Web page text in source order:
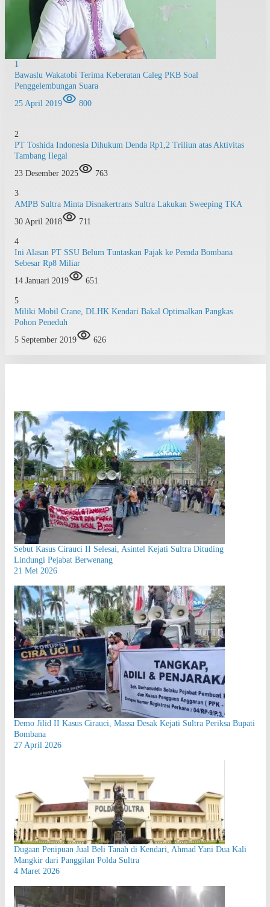
1
Bawaslu Wakatobi Terima Keberatan Caleg PKB Soal
Penggelembungan Suara
25 April 2019
800
2
PT Toshida Indonesia Dihukum Denda Rp1,2 Triliun atas Aktivitas
Tambang Ilegal
23 Desember 2025
763
3
AMPB Sultra Minta Disnakertrans Sultra Lakukan Sweeping TKA
30 April 2018
711
4
Ini Alasan PT SSU Belum Tuntaskan Pajak ke Pemda Bombana
Sebesar Rp8 Miliar
14 Januari 2019
651
5
Miliki Mobil Crane, DLHK Kendari Bakal Optimalkan Pangkas
Pohon Peneduh
5 September 2019
626
Sebut Kasus Cirauci II Selesai, Asintel Kejati Sultra Dituding
Lindungi Pejabat Berwenang
21 Mei 2026
Demo Jilid II Kasus Cirauci, Massa Desak Kejati Sultra Periksa Bupati
Bombana
27 April 2026
Dugaan Penipuan Jual Beli Tanah di Kendari, Ahmad Yani Dua Kali
Mangkir dari Panggilan Polda Sultra
4 Maret 2026